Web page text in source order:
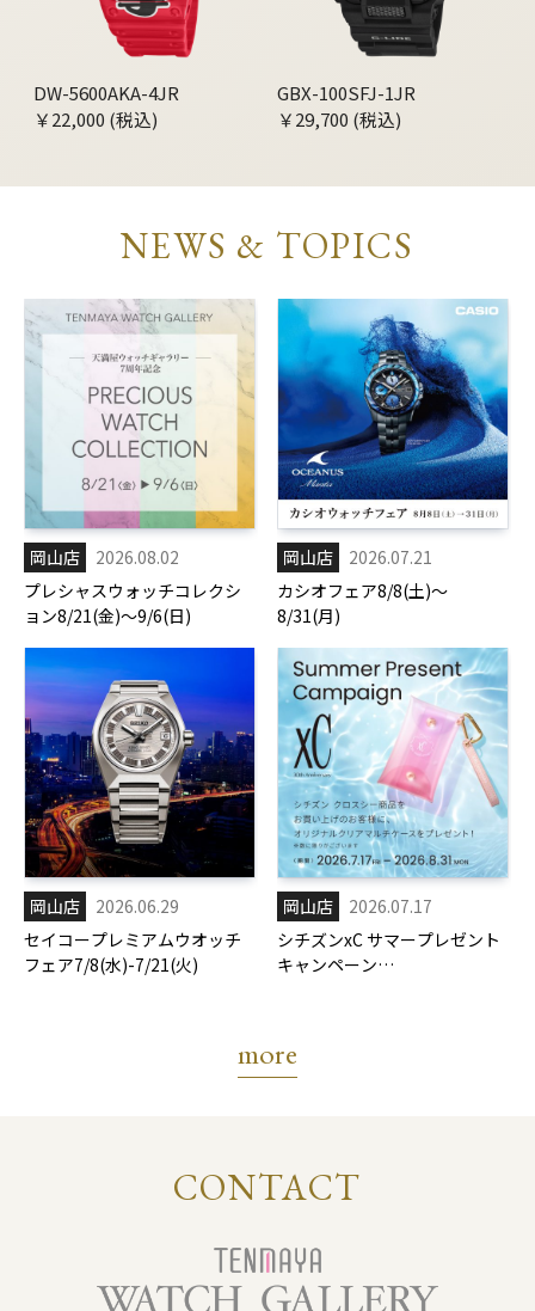
DW-5600AKA-4JR
￥22,000 (税込)
GBX-100SFJ-1JR
￥29,700 (税込)
NEWS & TOPICS
岡山店
2026.08.02
プレシャスウォッチコレクシ
ョン8/21(金)～9/6(日)
岡山店
2026.07.21
カシオフェア8/8(土)～
8/31(月)
岡山店
2026.06.29
セイコープレミアムウオッチ
フェア7/8(水)-7/21(火)
岡山店
2026.07.17
シチズンxC サマープレゼント
キャンペーン
more
CONTACT